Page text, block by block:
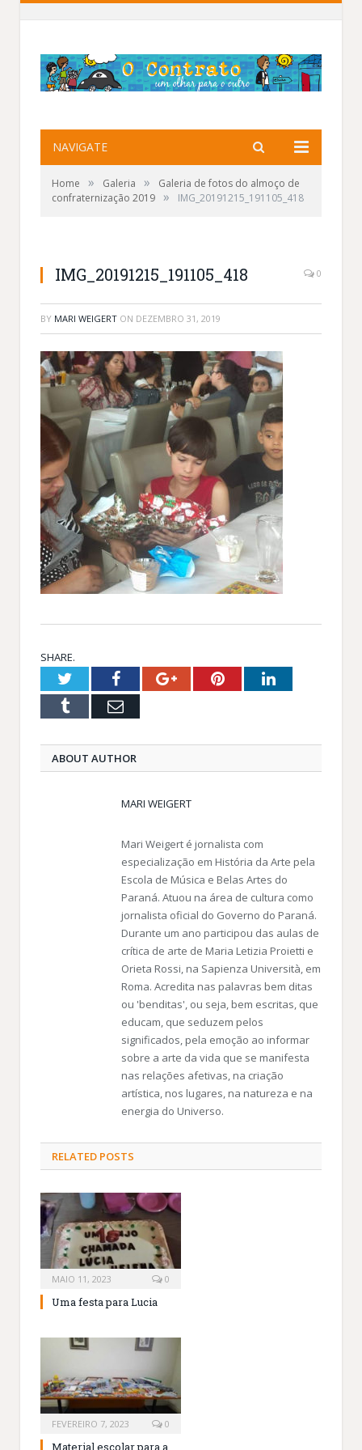
NAVIGATE
Home » Galeria »
Galeria de fotos do almoço de
confraternização 2019 » IMG_20191215_191105_418
IMG_20191215_191105_418 0
BY MARI WEIGERT ON DEZEMBRO 31, 2019
SHARE.
TwitterFacebookGoogle+PinterestLinkedIn
Tumblr Email
ABOUT AUTHOR
MARI WEIGERT
Mari Weigert é jornalista com
especialização em História da Arte pela
Escola de Música e Belas Artes do
Paraná. Atuou na área de cultura como
jornalista oficial do Governo do Paraná.
Durante um ano participou das aulas de
crítica de arte de Maria Letizia Proietti e
Orieta Rossi, na Sapienza Università, em
Roma. Acredita nas palavras bem ditas
ou 'benditas', ou seja, bem escritas, que
educam, que seduzem pelos
significados, pela emoção ao informar
sobre a arte da vida que se manifesta
nas relações afetivas, na criação
artística, nos lugares, na natureza e na
energia do Universo.
RELATED POSTS
MAIO 11, 2023 0
Uma festa para Lucia
FEVEREIRO 7, 2023 0
Material escolar para a